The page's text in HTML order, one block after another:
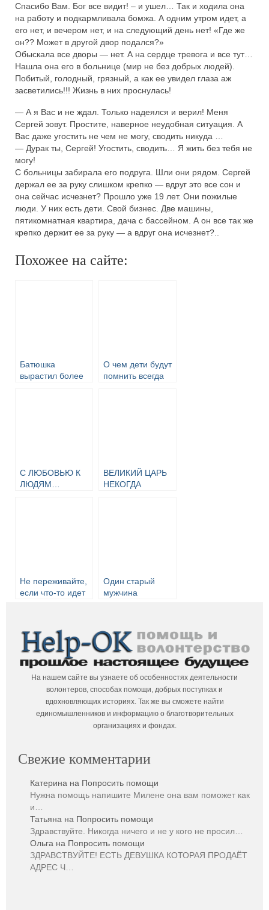
Спасибо Вам. Бог все видит! – и ушел… Так и ходила она
на работу и подкармливала бомжа. А одним утром идет, а
его нет, и вечером нет, и на следующий день нет! «Где же
он?? Может в другой двор подался?»
Обыскала все дворы — нет. А на сердце тревога и все тут…
Нашла она его в больнице (мир не без добрых людей).
Побитый, голодный, грязный, а как ее увидел глаза аж
засветились!!! Жизнь в них проснулась!
— А я Вас и не ждал. Только надеялся и верил! Меня
Сергей зовут. Простите, наверное неудобная ситуация. А
Вас даже угостить не чем не могу, сводить никуда …
— Дурак ты, Сергей! Угостить, сводить… Я жить без тебя не
могу!
С больницы забирала его подруга. Шли они рядом. Сергей
держал ее за руку слишком крепко — вдруг это все сон и
она сейчас исчезнет? Прошло уже 19 лет. Они пожилые
люди. У них есть дети. Свой бизнес. Две машины,
пятикомнатная квартира, дача с бассейном. А он все так же
крепко держит ее за руку — а вдруг она исчезнет?..
Похожее на сайте:
Батюшка
вырастил более
О чем дети будут
помнить всегда
С ЛЮБОВЬЮ К
ЛЮДЯМ…
ВЕЛИКИЙ ЦАРЬ
НЕКОГДА
Не переживайте,
если что-то идет
Один старый
мужчина
На нашем сайте вы узнаете об особенностях деятельности
волонтеров, способах помощи, добрых поступках и
вдохновляющих историях. Так же вы сможете найти
единомышленников и информацию о благотворительных
организациях и фондах.
Свежие комментарии
Катерина на Попросить помощи
Нужна помощь напишите Милене она вам поможет как
и…
Татьяна на Попросить помощи
Здравствуйте. Никогда ничего и не у кого не просил…
Ольга на Попросить помощи
ЗДРАВСТВУЙТЕ! ЕСТЬ ДЕВУШКА КОТОРАЯ ПРОДАЁТ
АДРЕС Ч…